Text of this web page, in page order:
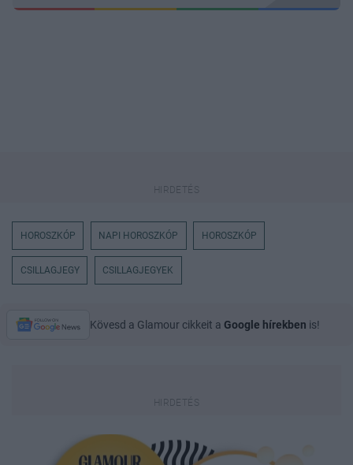
HOROSZKÓP NAPI HOROSZKÓP HOROSZKÓP
CSILLAGJEGY CSILLAGJEGYEK
Kövesd a Glamour cikkeit a Google hírekben is!